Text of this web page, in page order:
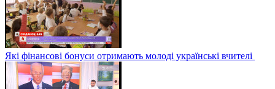
Які фінансові бонуси отримають молоді українські вчителі